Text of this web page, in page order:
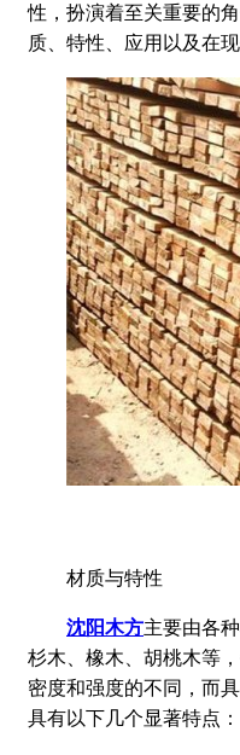
性，扮演着至关重要的
质、特性、应用以及在
材质与特性
沈阳木方主要由各
杉木、橡木、胡桃木等
密度和强度的不同，而
具有以下几个显著特点：